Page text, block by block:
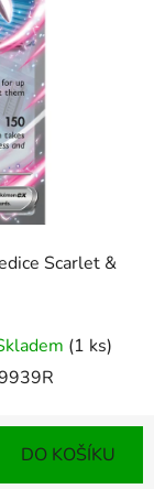
Scarlet &
(1 ks)
DO KOŠÍKU